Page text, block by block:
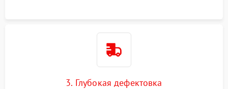
3. Глубокая дефектовка